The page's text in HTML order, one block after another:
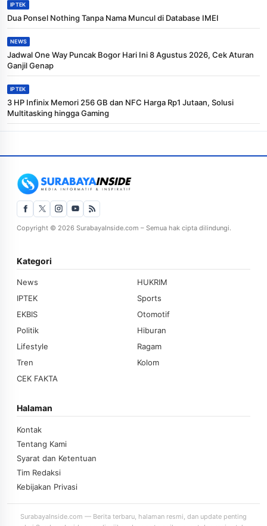
IPTEK
Dua Ponsel Nothing Tanpa Nama Muncul di Database IMEI
NEWS
Jadwal One Way Puncak Bogor Hari Ini 8 Agustus 2026, Cek Aturan
Ganjil Genap
IPTEK
3 HP Infinix Memori 256 GB dan NFC Harga Rp1 Jutaan, Solusi
Multitasking hingga Gaming
Copyright © 2026 SurabayaInside.com – Semua hak cipta dilindungi.
Kategori
News
HUKRIM
IPTEK
Sports
EKBIS
Otomotif
Politik
Hiburan
Lifestyle
Ragam
Tren
Kolom
CEK FAKTA
Halaman
Kontak
Tentang Kami
Syarat dan Ketentuan
Tim Redaksi
Kebijakan Privasi
SurabayaInside.com — Berita terbaru, halaman resmi, dan update penting